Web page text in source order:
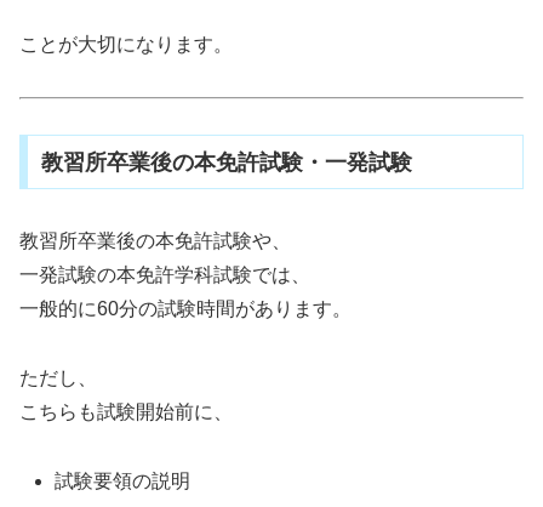
ことが大切になります。
教習所卒業後の本免許試験・一発試験
教習所卒業後の本免許試験や、
一発試験の本免許学科試験では、
一般的に60分の試験時間があります。
ただし、
こちらも試験開始前に、
試験要領の説明